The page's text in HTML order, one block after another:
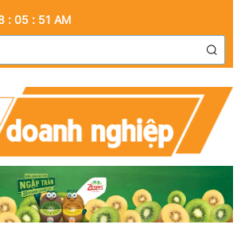
: 05 : 52 AM